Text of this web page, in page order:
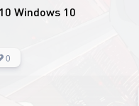
Windows 10
0